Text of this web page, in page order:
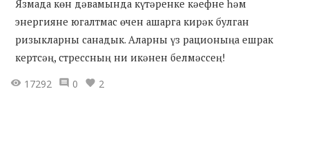
Язмада көн дәвамында күтәренке кәефне һәм
энергияне югалтмас өчен ашарга кирәк булган
ризыкларны санадык. Аларны үз рационыңа ешрак
кертсәң, стрессның ни икәнен белмәссең!
17292
0 2